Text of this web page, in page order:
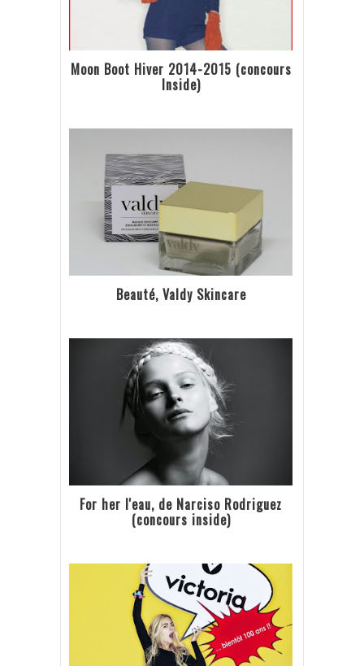
Moon Boot Hiver 2014-2015 (concours
Inside)
Beauté, Valdy Skincare
For her l'eau, de Narciso Rodriguez
(concours inside)